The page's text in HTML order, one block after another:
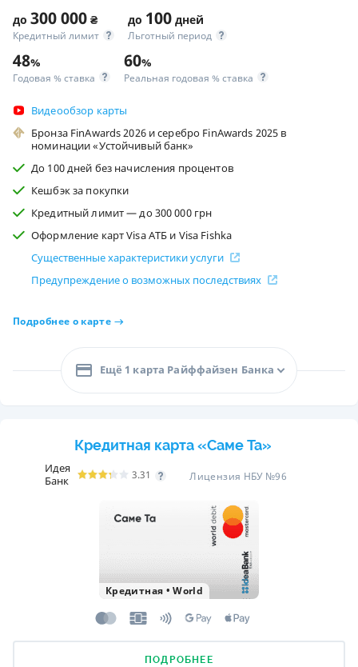
до 300 000 ₴
Кредитный лимит
до 100 дней
Льготный период
48%
Годовая % ставка
60%
Реальная годовая % ставка
Видеообзор карты
Бронза FinAwards 2026 и серебро FinAwards 2025 в
номинации «Устойчивый банк»
До 100 дней без начисления процентов
Кешбэк за покупки
Кредитный лимит — до 300 000 грн
Оформление карт Visa АТБ и Visa Fishka
Существенные характеристики услуги
Предупреждение о возможных последствиях
Подробнее о карте
Ещё 1 карта Райффайзен Банка
Кредитная карта «Саме Та»
Идея
Банк
3.31 Лицензия НБУ №96
Кредитная •World
ПОДРОБНЕЕ